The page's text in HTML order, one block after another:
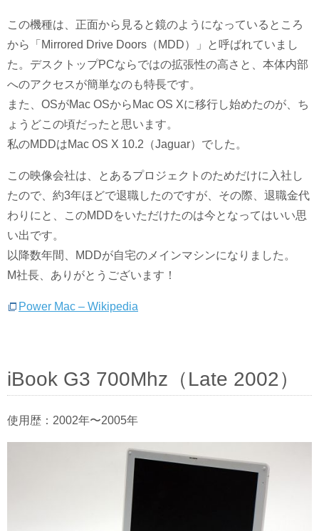
この機種は、正面から見ると鏡のようになっているところ
から「Mirrored Drive Doors（MDD）」と呼ばれていまし
た。デスクトップPCならではの拡張性の高さと、本体内部
へのアクセスが簡単なのも特長です。
また、OSがMac OSからMac OS Xに移行し始めたのが、ち
ょうどこの頃だったと思います。
私のMDDはMac OS X 10.2（Jaguar）でした。
この映像会社は、とあるプロジェクトのためだけに入社し
たので、約3年ほどで退職したのですが、その際、退職金代
わりにと、このMDDをいただけたのは今となってはいい思
い出です。
以降数年間、MDDが自宅のメインマシンになりました。
M社長、ありがとうございます！
Power Mac – Wikipedia
iBook G3 700Mhz（Late 2002）
使用歴：2002年〜2005年